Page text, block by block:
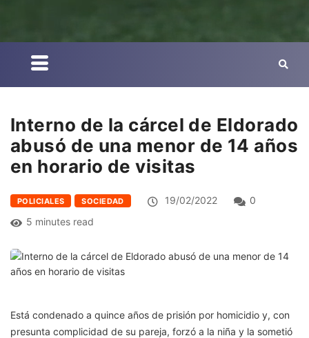
Interno de la cárcel de Eldorado
abusó de una menor de 14 años
en horario de visitas
POLICIALES SOCIEDAD 19/02/2022
0
5 minutes read
Está condenado a quince años de prisión por homicidio y, con
presunta complicidad de su pareja, forzó a la niña y la sometió